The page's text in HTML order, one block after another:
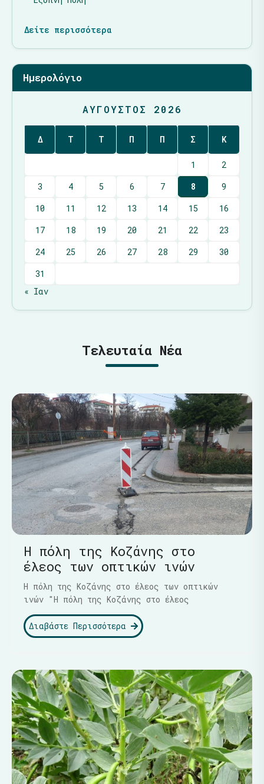
Δείτε περισσότερα
Ημερολόγιο
ΑΎΓΟΥΣΤΟΣ 2026
Δ Τ Τ Π Π Σ Κ
1
2
3
4 5 6 7 8
9
10
11 12 13 14 15
16
17
18 19 20 21 22
23
24
25 26 27 28 29
30
31
« Ιαν
Τελευταία Νέα
Η πόλη της Κοζάνης στο
έλεος των οπτικών ινών
Η πόλη της Κοζάνης στο έλεος των οπτικών
ινών "Η πόλη της Κοζάνης στο έλεος
Διαβάστε Περισσότερα